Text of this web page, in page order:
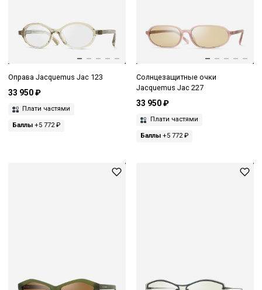
Оправа Jacquemus Jac 123
33 950 ₽
Плати частями
Баллы +5 772 ₽
Солнцезащитные очки
Jacquemus Jac 227
33 950 ₽
Плати частями
Баллы+5 772 ₽